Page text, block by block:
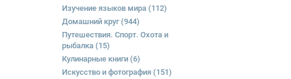
Изучение языков мира (112)
Домашний круг(944)
Путешествия. Спорт. Охота и
рыбалка (15)
Кулинарные книги (6)
Искусство и фотография (151)